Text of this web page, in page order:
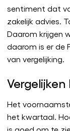
sentiment dat
zakelijk advies.
Daarom krijgen
daarom is er de
van vergelijking.
Het
het kwartaal.